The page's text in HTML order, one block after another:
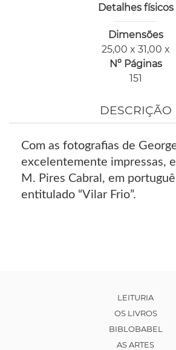
Detalhes físicos
Dimensões
25,00 x 31,00 x
Nº Páginas
151
DESCRIÇÃO
Com as fotografias de
excelentemente impressas,
M. Pires Cabral, em
entitulado “Vilar Frio”.
LEITURIA
OS LIVROS
BIBLOBABEL
AS ARTES